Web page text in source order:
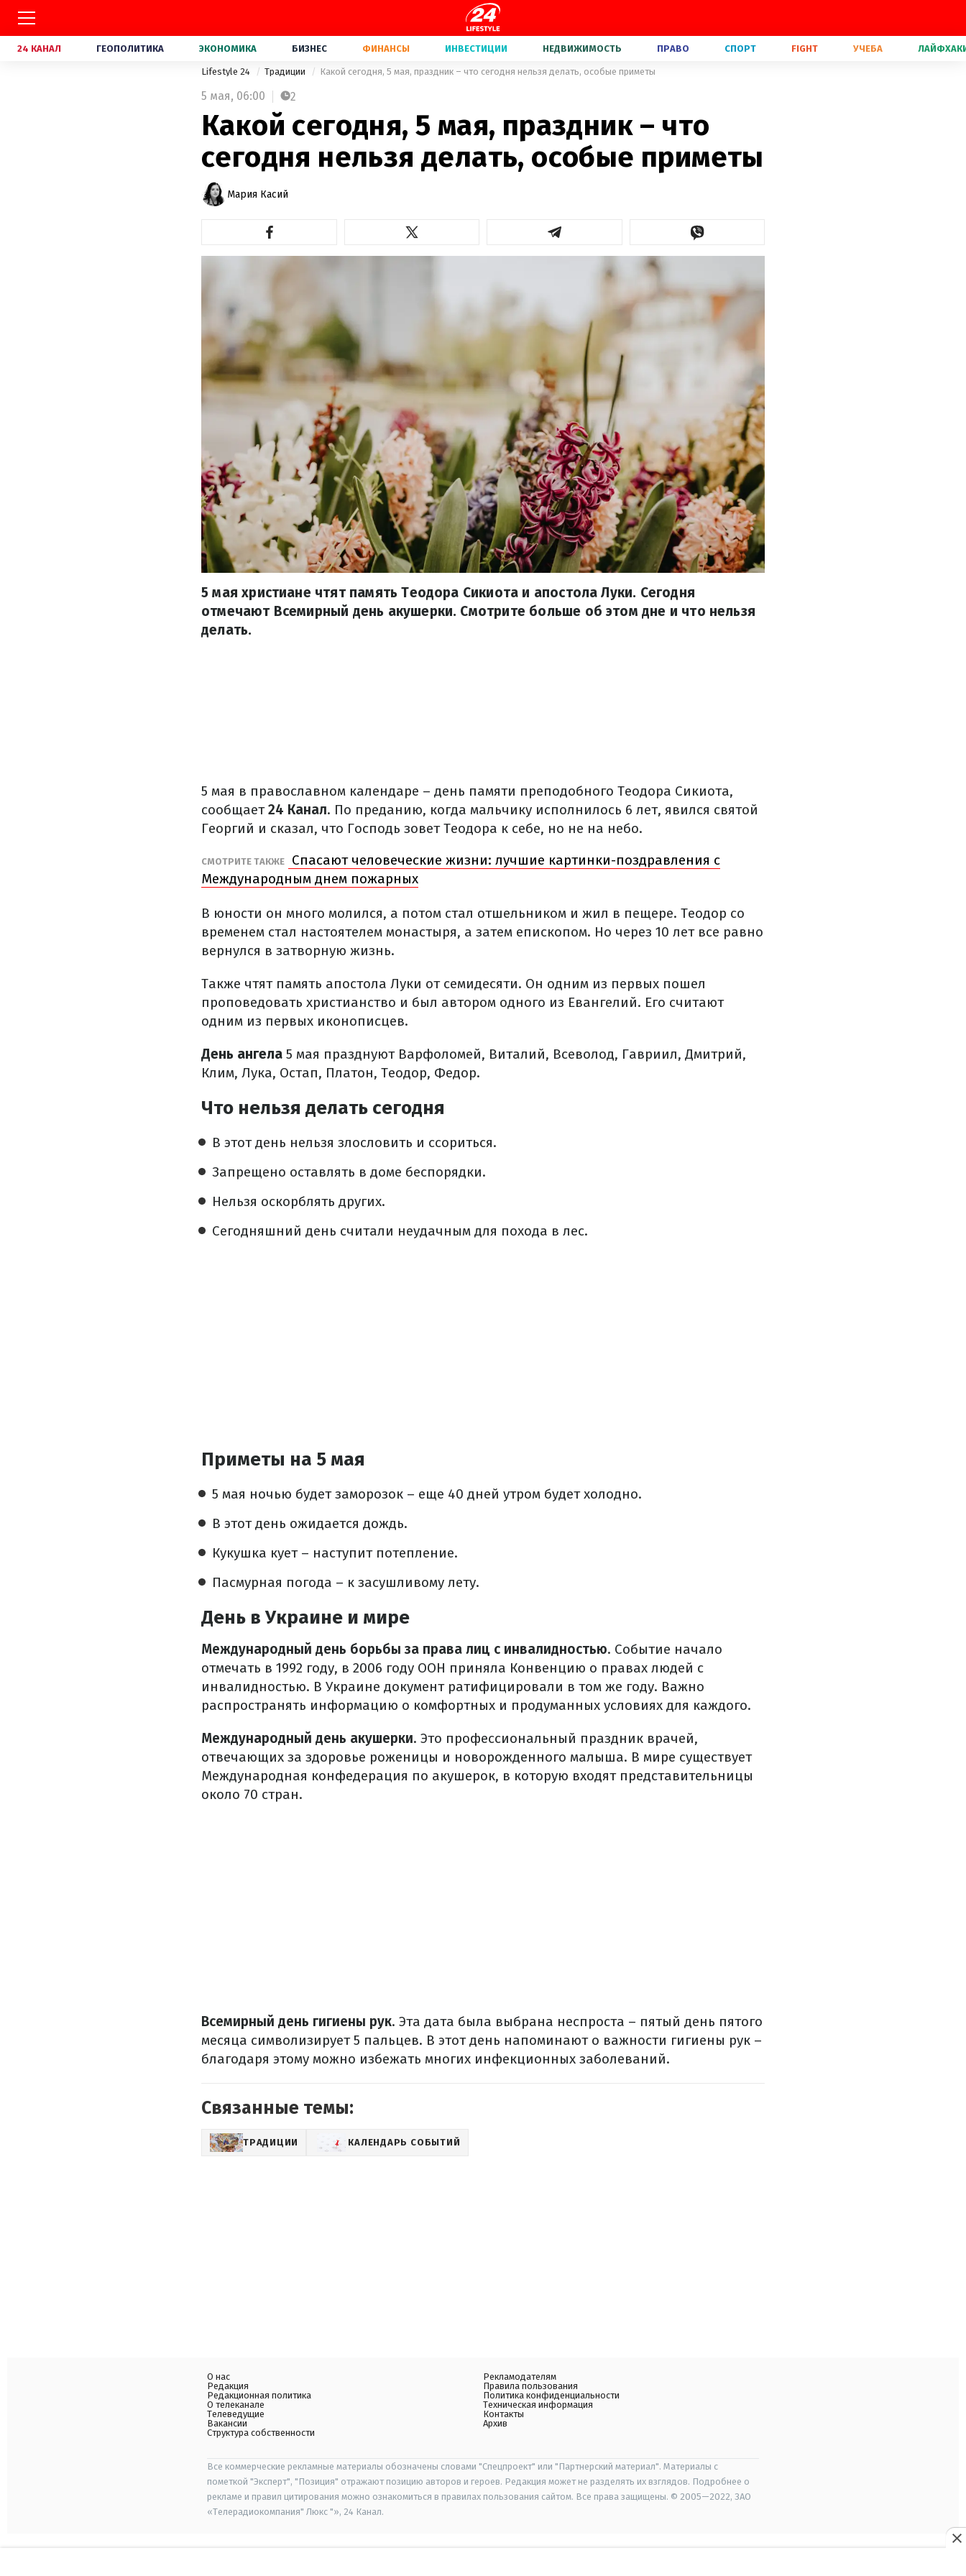
24 КАНАЛ ГЕОПОЛИТИКА ЭКОНОМИКА БИЗНЕС ФИНАНСЫ ИНВЕСТИЦИИ НЕДВИЖИМОСТЬ ПРАВО СПОРТ FIGHT УЧЕБА
Lifestyle 24 Традиции Какой сегодня, 5 мая, праздник – что сегодня нельзя делать, особые приметы
5 мая, 06:00 2
Какой сегодня, 5 мая, праздник – что
сегодня нельзя делать, особые приметы
Мария Касий
5 мая христиане чтят память Теодора Сикиота и апостола Луки. Сегодня
отмечают Всемирный день акушерки. Смотрите больше об этом дне и что нельзя
делать.
5 мая в православном календаре – день памяти преподобного Теодора Сикиота,
сообщает24 Канал. По преданию, когда мальчику исполнилось 6 лет, явился святой
Георгий и сказал, что Господь зовет Теодора к себе, но не на небо.
СМОТРИТЕ ТАКЖЕ
Спасают человеческие жизни: лучшие картинки-поздравления с
Международным днем пожарных
В юности он много молился, а потом стал отшельником и жил в пещере. Теодор со
временем стал настоятелем монастыря, а затем епископом. Но через 10 лет все равно
вернулся в затворную жизнь.
Также чтят память апостола Луки от семидесяти. Он одним из первых пошел
проповедовать христианство и был автором одного из Евангелий. Его считают
одним из первых иконописцев.
День ангела 5 мая празднуют Варфоломей, Виталий, Всеволод, Гавриил, Дмитрий,
Клим, Лука, Остап, Платон, Теодор, Федор.
Что нельзя делать сегодня
В этот день нельзя злословить и ссориться.
Запрещено оставлять в доме беспорядки.
Нельзя оскорблять других.
Сегодняшний день считали неудачным для похода в лес.
Приметы на 5 мая
5 мая ночью будет заморозок – еще 40 дней утром будет холодно.
В этот день ожидается дождь.
Кукушка кует – наступит потепление.
Пасмурная погода – к засушливому лету.
День в Украине и мире
Международный день борьбы за права лиц с инвалидностью. Событие начало
отмечать в 1992 году, в 2006 году ООН приняла Конвенцию о правах людей с
инвалидностью. В Украине документ ратифицировали в том же году. Важно
распространять информацию о комфортных и продуманных условиях для каждого.
Международный день акушерки. Это профессиональный праздник врачей,
отвечающих за здоровье роженицы и новорожденного малыша. В мире существует
Международная конфедерация по акушерок, в которую входят представительницы
около 70 стран.
Всемирный день гигиены рук. Эта дата была выбрана неспроста – пятый день пятого
месяца символизирует 5 пальцев. В этот день напоминают о важности гигиены рук –
благодаря этому можно избежать многих инфекционных заболеваний.
Связанные темы:
ТРАДИЦИИ КАЛЕНДАРЬ СОБЫТИЙ
О нас
Редакция
Редакционная политика
О телеканале
Телеведущие
Вакансии
Структура собственности
Рекламодателям
Правила пользования
Политика конфиденциальности
Техническая информация
Контакты
Архив
Все коммерческие рекламные материалы обозначены словами "Спецпроект" или "Партнерский материал". Материалы с
пометкой "Эксперт", "Позиция" отражают позицию авторов и героев. Редакция может не разделять их взглядов. Подробнее о
рекламе и правил цитирования можно ознакомиться в правилах пользования сайтом. Все права защищены. © 2005—2022, ЗАО
«Телерадиокомпания" Люкс "», 24 Канал.